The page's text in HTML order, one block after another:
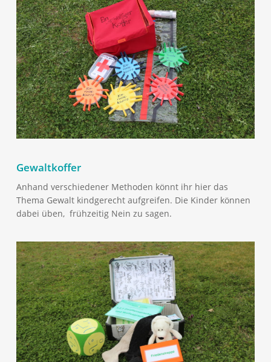
Gewaltkoffer
Anhand verschiedener Methoden könnt ihr hier das
Thema Gewalt kindgerecht aufgreifen. Die Kinder können
dabei üben, frühzeitig Nein zu sagen.